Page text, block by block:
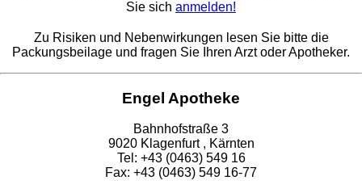
Sie sich anmelden!
Zu Risiken und Nebenwirkungen lesen Sie bitte die
Packungsbeilage und fragen Sie Ihren Arzt oder Apotheker.
Engel Apotheke
Bahnhofstraße 3
9020 Klagenfurt , Kärnten
Tel: +43 (0463) 549 16
Fax: +43 (0463) 549 16-77